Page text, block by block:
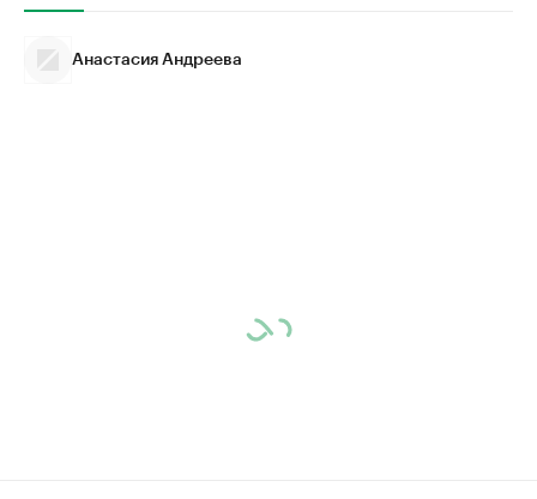
Анастасия Андреева